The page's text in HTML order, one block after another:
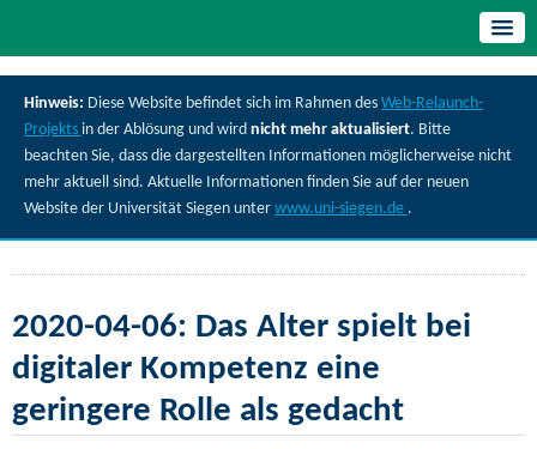
Hinweis: Diese Website befindet sich im Rahmen des Web-Relaunch-
Projekts in der Ablösung und wird nicht mehr aktualisiert. Bitte
beachten Sie, dass die dargestellten Informationen möglicherweise nicht
mehr aktuell sind. Aktuelle Informationen finden Sie auf der neuen
Website der Universität Siegen unter www.uni-siegen.de .
2020-04-06: Das Alter spielt bei
digitaler Kompetenz eine
geringere Rolle als gedacht